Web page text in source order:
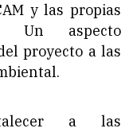
y las propias
Un aspecto
proyecto a las
a las